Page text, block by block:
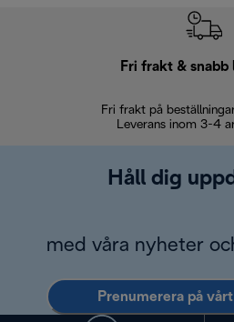
Fri frakt & snabb
Fri frakt på
Leverans inom 3-4
Håll dig
med våra nyheter
Prenumerera på